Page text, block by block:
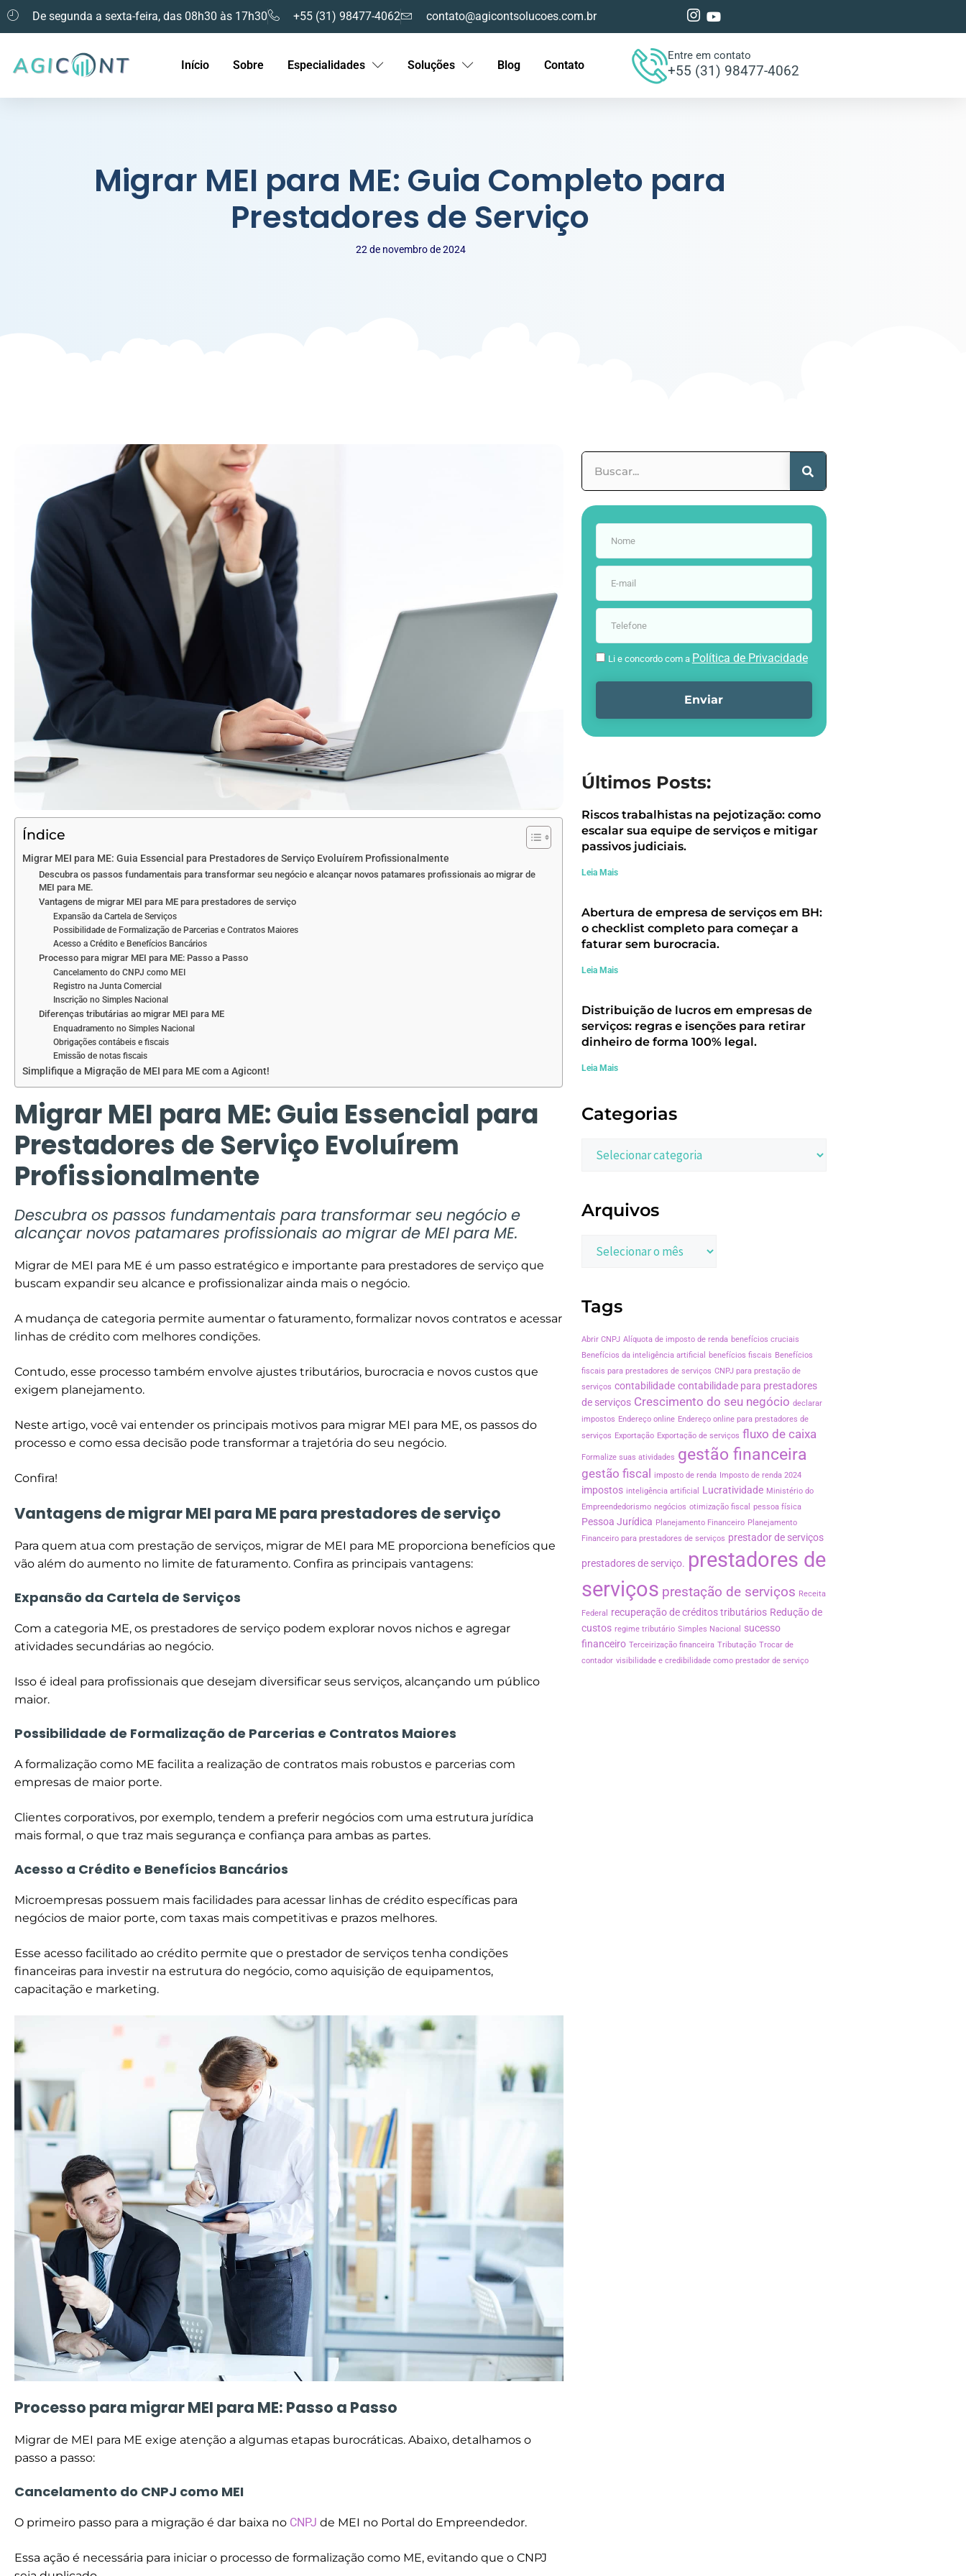
De segunda a sexta-feira, das 08h30 às 17h30 +55 (31) 98477-4062 contato@agicontsolucoes.com.br
Início Sobre Especialidades Soluções Blog Contato
Entre em contato
+55 (31) 98477-4062
Migrar MEI para ME: Guia Completo para
Prestadores de Serviço
22 de novembro de 2024
Índice
Migrar MEI para ME: Guia Essencial para Prestadores de Serviço Evoluírem Profissionalmente
Descubra os passos fundamentais para transformar seu negócio e alcançar novos patamares profissionais ao migrar de
MEI para ME.
Vantagens de migrar MEI para ME para prestadores de serviço
Expansão da Cartela de Serviços
Possibilidade de Formalização de Parcerias e Contratos Maiores
Acesso a Crédito e Benefícios Bancários
Processo para migrar MEI para ME: Passo a Passo
Cancelamento do CNPJ como MEI
Registro na Junta Comercial
Inscrição no Simples Nacional
Diferenças tributárias ao migrar MEI para ME
Enquadramento no Simples Nacional
Obrigações contábeis e fiscais
Emissão de notas fiscais
Simplifique a Migração de MEI para ME com a Agicont!
Migrar MEI para ME: Guia Essencial para
Prestadores de Serviço Evoluírem
Profissionalmente
Descubra os passos fundamentais para transformar seu negócio e
alcançar novos patamares profissionais ao migrar de MEI para ME.
Migrar de MEI para ME é um passo estratégico e importante para prestadores de serviço que
buscam expandir seu alcance e profissionalizar ainda mais o negócio.
A mudança de categoria permite aumentar o faturamento, formalizar novos contratos e acessar
linhas de crédito com melhores condições.
Contudo, esse processo também envolve ajustes tributários, burocracia e novos custos que
exigem planejamento.
Neste artigo, você vai entender os principais motivos para migrar MEI para ME, os passos do
processo e como essa decisão pode transformar a trajetória do seu negócio.
Confira!
Vantagens de migrar MEI para ME para prestadores de serviço
Para quem atua com prestação de serviços, migrar de MEI para ME proporciona benefícios que
vão além do aumento no limite de faturamento. Confira as principais vantagens:
Expansão da Cartela de Serviços
Com a categoria ME, os prestadores de serviço podem explorar novos nichos e agregar
atividades secundárias ao negócio.
Isso é ideal para profissionais que desejam diversificar seus serviços, alcançando um público
maior.
Possibilidade de Formalização de Parcerias e Contratos Maiores
A formalização como ME facilita a realização de contratos mais robustos e parcerias com
empresas de maior porte.
Clientes corporativos, por exemplo, tendem a preferir negócios com uma estrutura jurídica
mais formal, o que traz mais segurança e confiança para ambas as partes.
Acesso a Crédito e Benefícios Bancários
Microempresas possuem mais facilidades para acessar linhas de crédito específicas para
negócios de maior porte, com taxas mais competitivas e prazos melhores.
Esse acesso facilitado ao crédito permite que o prestador de serviços tenha condições
financeiras para investir na estrutura do negócio, como aquisição de equipamentos,
capacitação e marketing.
Processo para migrar MEI para ME: Passo a Passo
Migrar de MEI para ME exige atenção a algumas etapas burocráticas. Abaixo, detalhamos o
passo a passo:
Cancelamento do CNPJ como MEI
O primeiro passo para a migração é dar baixa no CNPJ de MEI no Portal do Empreendedor.
Essa ação é necessária para iniciar o processo de formalização como ME, evitando que o CNPJ
Li e concordo com a Política de Privacidade
Enviar
Últimos Posts:
Riscos trabalhistas na pejotização: como
escalar sua equipe de serviços e mitigar
passivos judiciais.
Leia Mais
Abertura de empresa de serviços em BH:
o checklist completo para começar a
faturar sem burocracia.
Leia Mais
Distribuição de lucros em empresas de
serviços: regras e isenções para retirar
dinheiro de forma 100% legal.
Leia Mais
Categorias
Arquivos
Tags
Abrir CNPJ Alíquota de imposto de renda benefícios cruciais
Benefícios da inteligência artificial
benefícios fiscais Benefícios
fiscais para prestadores de serviços CNPJ para prestação de
serviços contabilidade contabilidade para prestadores
de serviços Crescimento do seu negócio declarar
impostos Endereço online Endereço online para prestadores de
serviços Exportação Exportação de serviços fluxo de caixa
Formalize suas atividades gestão financeira
gestão fiscal imposto de renda Imposto de renda 2024
impostos inteligência artificial Lucratividade Ministério do
Empreendedorismo negócios otimização fiscal pessoa física
Pessoa Jurídica Planejamento Financeiro Planejamento
Financeiro para prestadores de serviços prestador de serviços
prestadores de serviço. prestadores de
serviços prestação de serviços Receita
Federal recuperação de créditos tributários Redução de
custos regime tributário Simples Nacional
sucesso
financeiro Terceirização financeira Tributação Trocar de
contador visibilidade e credibilidade como prestador de serviço